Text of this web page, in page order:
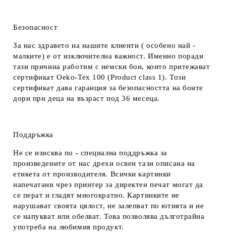
Безопасност
За нас здравето на нашите клиенти ( особено най -
малките) е от изключителна важност. Именно поради
тази причина работим с немски бои, които притежават
сертификат Oeko-Tex 100 (Product class 1). Този
сертификат дава гаранция за безопасността на боите
дори при деца на възраст под 36 месеца.
Поддръжка
Не се изисква по - специална поддръжка за
произведените от нас дрехи освен тази описана на
етикета от производителя. Всички картинки
напечатани чрез принтер за директен печат могат да
се перат и гладят многократно. Картинките не
нарушават своята цялост, не залепват по ютията и не
се напукват или обелват. Това позволява дълготрайна
употреба на любимия продукт.